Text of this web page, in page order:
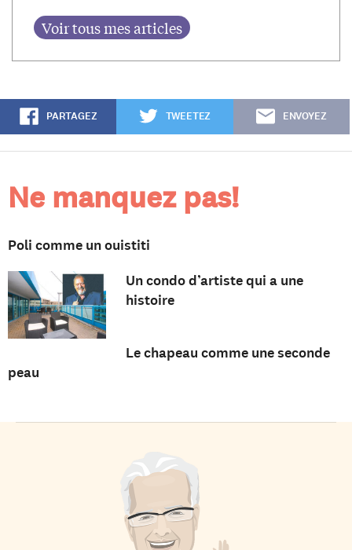
PARTAGEZ TWEETEZ ENVOYEZ
Ne manquez pas!
Poli comme un ouistiti
Un condo d’artiste qui a une
histoire
Le chapeau comme une seconde
peau